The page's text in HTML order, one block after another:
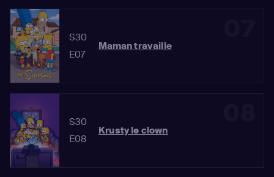
S30
E07
Maman travaille
S30
E08
Krusty le clown